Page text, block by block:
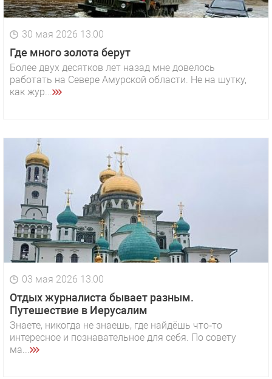
30 мая 2026 13:00
Где много золота берут
Более двух десятков лет назад мне довелось
работать на Севере Амурской области. Не на шутку,
как жур...
03 мая 2026 13:00
Отдых журналиста бывает разным.
Путешествие в Иерусалим
Знаете, никогда не знаешь, где найдёшь что‑то
интересное и познавательное для себя. По совету
ма...